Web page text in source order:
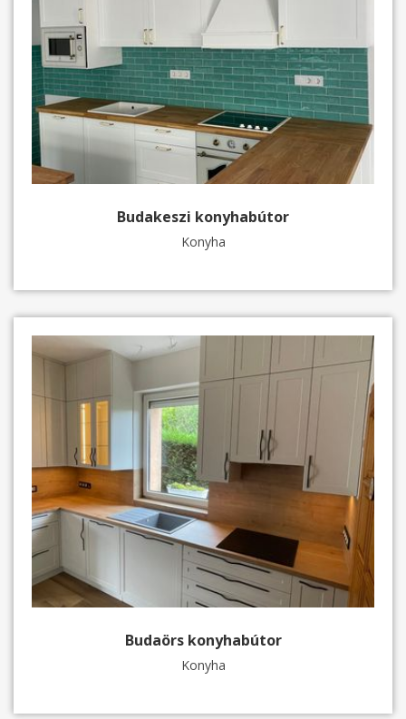
Budakeszi konyhabútor
Konyha
Budaörs konyhabútor
Konyha